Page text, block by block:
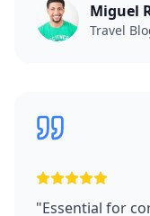
Miguel
Travel
"Essential for